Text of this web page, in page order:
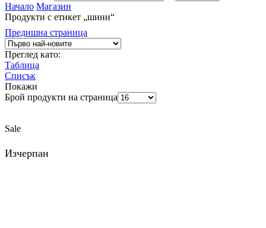
Начало Магазин
Продукти с етикет „шини“
Предишна страница
Преглед като:
Таблица
Списък
Покажи
Брой продукти на страница
Sale
Изчерпан